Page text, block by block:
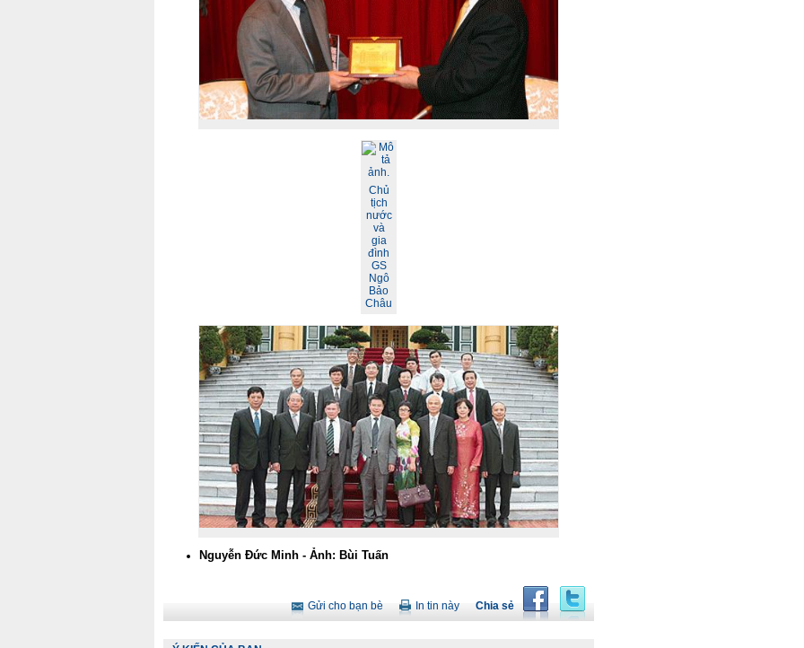
Chủ
tịch
nước
và
gia
đình
GS
Ngô
Bảo
Châu
Nguyễn Đức Minh - Ảnh: Bùi Tuấn
Chia sẻ
In tin này
Gửi cho bạn bè